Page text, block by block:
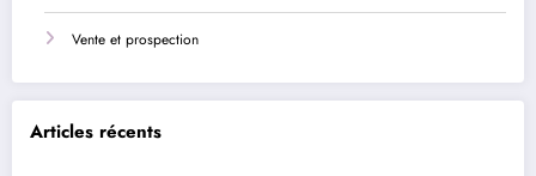
Vente et prospection
Articles récents